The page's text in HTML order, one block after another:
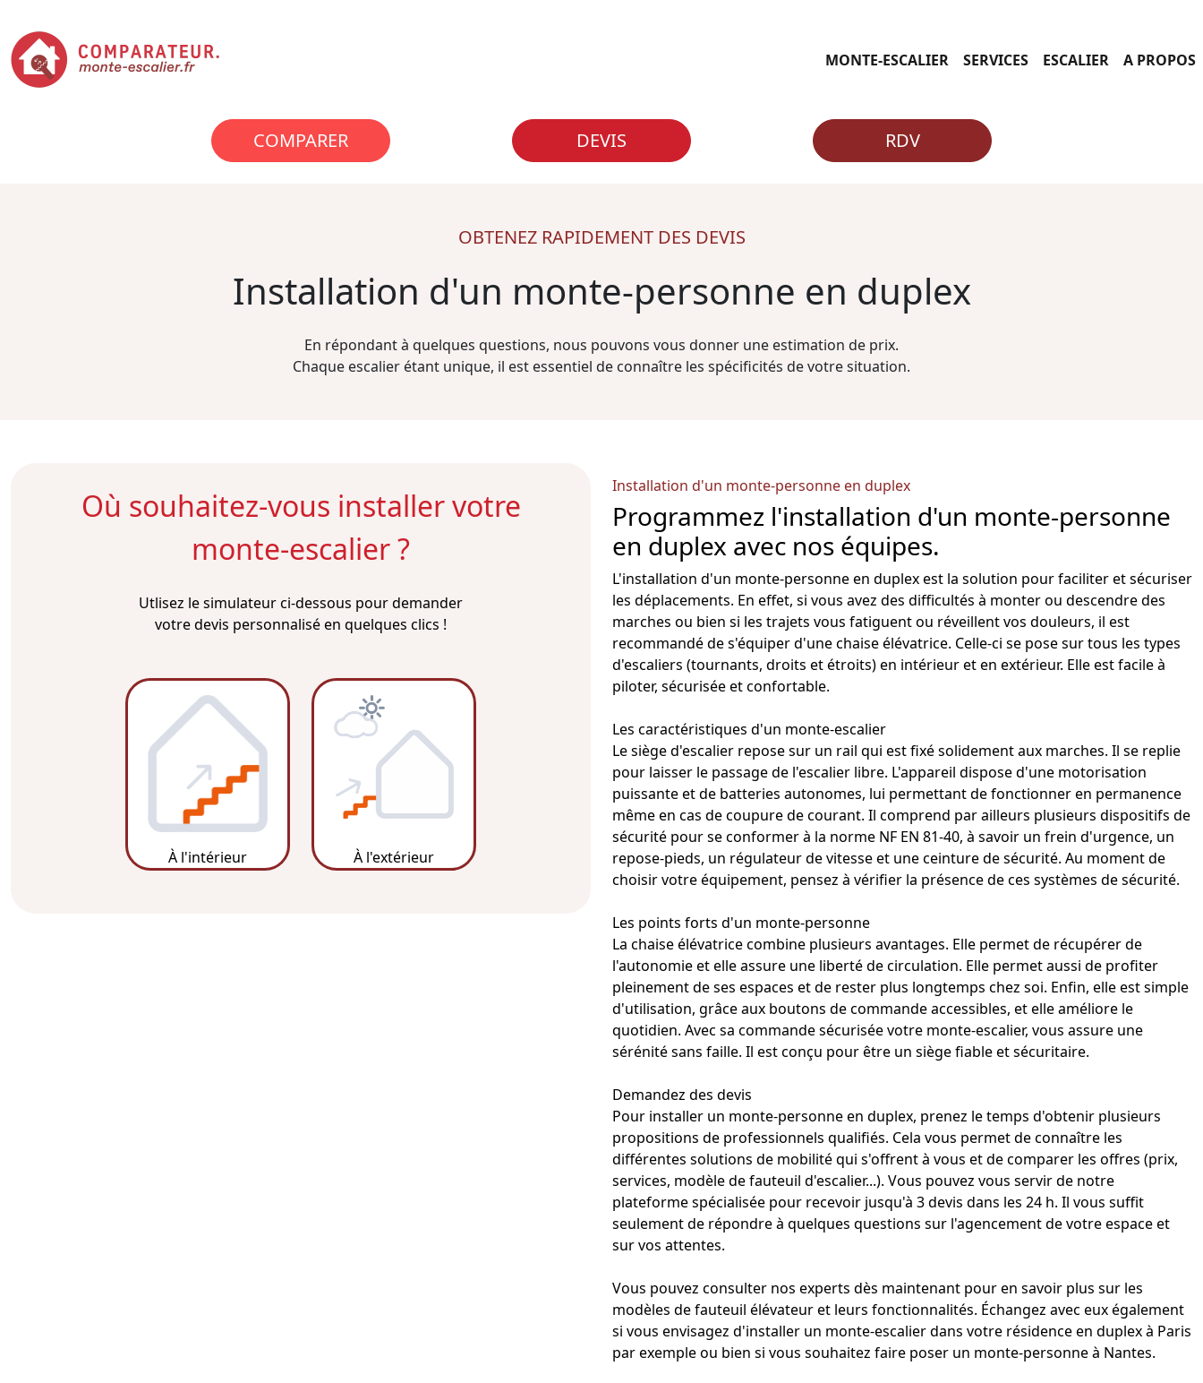
MONTE-ESCALIER SERVICES ESCALIER A PROPOS
COMPARER DEVIS RDV
OBTENEZ RAPIDEMENT DES DEVIS
Installation d'un monte-personne en duplex
En répondant à quelques questions, nous pouvons vous donner une estimation de prix.
Chaque escalier étant unique, il est essentiel de connaître les spécificités de votre situation.
Où souhaitez-vous installer votre
monte-escalier ?
Utlisez le simulateur ci-dessous pour demander
votre devis personnalisé en quelques clics !
À l'intérieur À l'extérieur
Installation d'un monte-personne en duplex
Programmez l'installation d'un monte-personne
en duplex avec nos équipes.
L'installation d'un monte-personne en duplexest la solution pour faciliter et sécuriser
les déplacements. En effet, si vous avez des difficultés à monter ou descendre des
marches ou bien si les trajets vous fatiguent ou réveillent vos douleurs, il est
recommandé de s'équiper d'une chaise élévatrice. Celle-ci se pose sur tous les types
d'escaliers (tournants, droits et étroits) en intérieur et en extérieur. Elle est facile à
piloter, sécurisée et confortable.
Les caractéristiques d'un monte-escalier
Le siège d'escalier repose sur un rail qui est fixé solidement aux marches. Il se replie
pour laisser le passage de l'escalier libre. L'appareil dispose d'une motorisation
puissante et de batteries autonomes, lui permettant de fonctionner en permanence
même en cas de coupure de courant. Il comprend par ailleurs plusieurs dispositifs de
sécurité pour se conformer à la norme NF EN 81‑40, à savoir un frein d'urgence, un
repose-pieds, un régulateur de vitesse et une ceinture de sécurité. Au moment de
choisir votre équipement, pensez à vérifier la présence de ces systèmes de sécurité.
Les points forts d'un monte-personne
La chaise élévatrice combine plusieurs avantages. Elle permet de récupérer de
l'autonomie et elle assure une liberté de circulation. Elle permet aussi de profiter
pleinement de ses espaces et de rester plus longtemps chez soi. Enfin, elle est simple
d'utilisation, grâce aux boutons de commande accessibles, et elle améliore le
quotidien. Avec sa commande sécurisée votre monte-escalier, vous assure une
sérénité sans faille. Il est conçu pour être un siège fiable et sécuritaire.
Demandez des devis
Pour installer un monte-personne en duplex, prenez le temps d'obtenir plusieurs
propositions de professionnels qualifiés. Cela vous permet de connaître les
différentes solutions de mobilité qui s'offrent à vous et de comparer les offres (prix,
services, modèle defauteuil d'escalier...). Vous pouvez vous servir de notre
plateforme spécialisée pour recevoir jusqu'à 3 devis dans les 24 h. Il vous suffit
seulement de répondre à quelques questions sur l'agencement de votre espace et
sur vos attentes.
Vous pouvez consulter nos experts dès maintenant pour en savoir plus sur les
modèles de fauteuil élévateur et leurs fonctionnalités. Échangez avec eux également
si vous envisagez d'installer un monte-escalier dans votre résidence en duplexà Paris
par exemple ou bien si vous souhaitez faire poser un monte-personne à Nantes.